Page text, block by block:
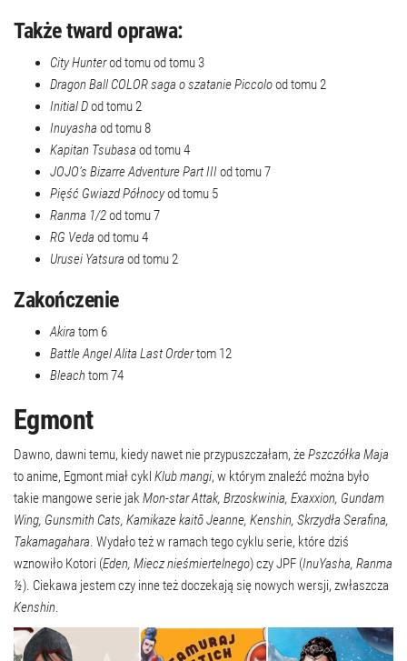
Także tward oprawa:
City Hunterod tomu od tomu 3
Dragon Ball COLOR saga o szatanie Piccolood tomu 2
Initial Dod tomu 2
Inuyasha od tomu 8
Kapitan Tsubasa od tomu 4
JOJO’s Bizarre Adventure Part IIIod tomu 7
Pięść Gwiazd Północyod tomu 5
Ranma 1/2od tomu 7
RG Veda od tomu 4
Urusei Yatsura od tomu 2
Zakończenie
Akira tom 6
Battle Angel Alita Last Ordertom 12
Bleach tom 74
Egmont
Dawno, dawni temu, kiedy nawet nie przypuszczałam, żePszczółka Maja
to anime, Egmont miał cykl Klub mangi, w którym znaleźć można było
takie mangowe serie jak Mon-star Attak, Brzoskwinia, Exaxxion, Gundam
Wing, Gunsmith Cats, Kamikaze kaitō Jeanne, Kenshin, Skrzydła Serafina,
Takamagahara. Wydało też w ramach tego cyklu serie, które dziś
wznowiło Kotori (Eden, Miecz nieśmiertelnego) czy JPF (InuYasha, Ranma
½). Ciekawa jestem czy inne też doczekają się nowych wersji, zwłaszcza
Kenshin.